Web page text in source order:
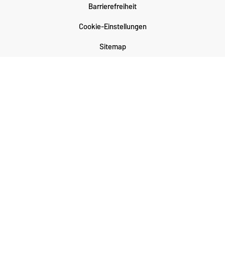
Barrierefreiheit
Cookie-Einstellungen
Sitemap